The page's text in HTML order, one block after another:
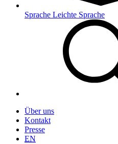
Sprache Leichte Sprache
Über uns
Kontakt
Presse
EN